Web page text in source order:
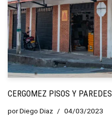
CERGOMEZ PISOS Y PAREDES
porDiego Diaz 04/03/2023